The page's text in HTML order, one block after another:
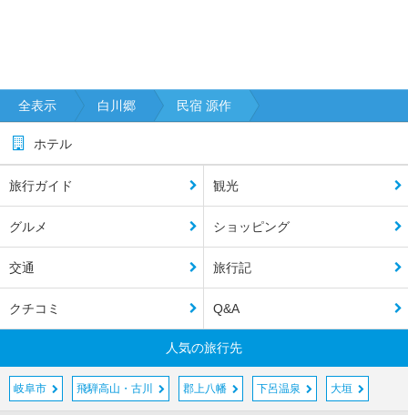
全表示 白川郷 民宿 源作
ホテル
旅行ガイド 観光
グルメ ショッピング
交通 旅行記
クチコミ Q&A
人気の旅行先
岐阜市 飛騨高山・古川 郡上八幡 下呂温泉 大垣